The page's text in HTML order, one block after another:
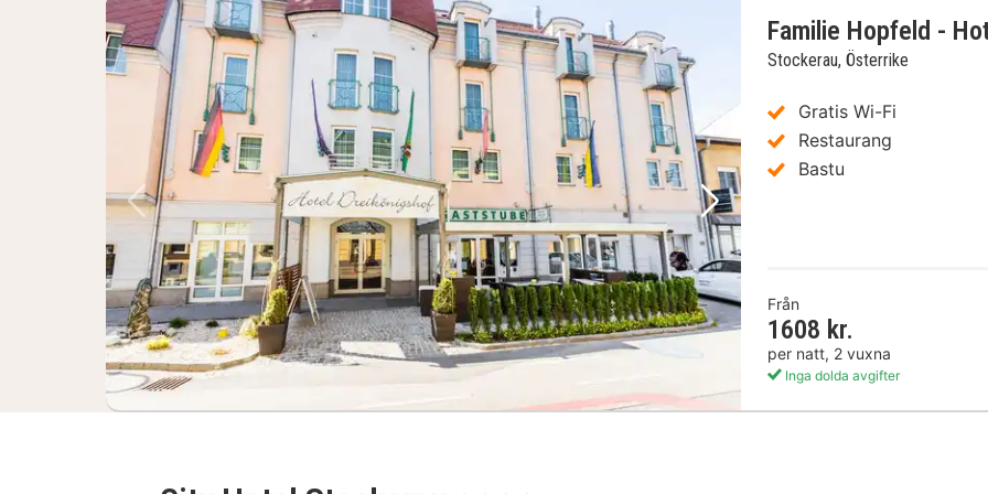
Föregående bild Nästa bild
Familie Hopfeld -
Stockerau, Österrike
Gratis Wi-Fi
Restaurang
Bastu
Från
1608 kr.
per natt, 2 vuxna
Inga dolda avgifter